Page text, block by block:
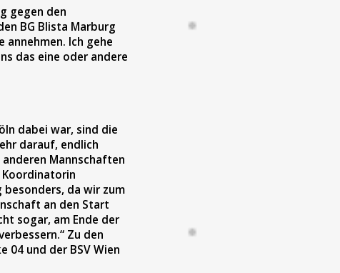
gegen den
BG Blista Marburg
Ich gehe
das eine oder andere
dabei war, sind die
darauf, endlich
Mannschaften
besonders, da wir zum
an den Start
sogar, am Ende der
Zu den
04 und der BSV Wien